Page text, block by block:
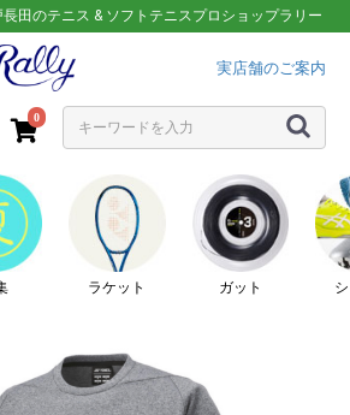
田のテニス & ソフトテニスプロショップラリー
実店舗のご案内
0
ラケット ガット